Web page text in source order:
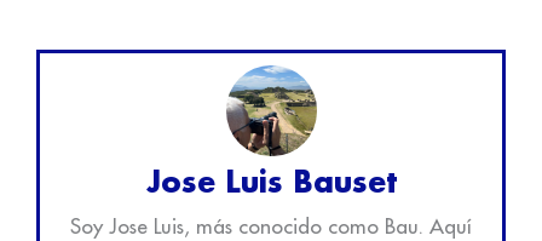
Jose Luis Bauset
Soy Jose Luis, más conocido como Bau. Aquí